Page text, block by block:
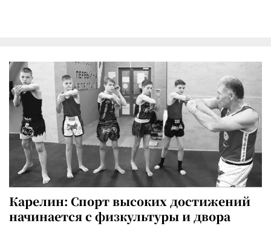
Карелин: Спорт высоких достижений
начинается с физкультуры и двора